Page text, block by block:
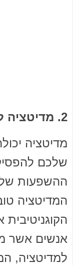
2. מדיטציה למוח
מדיטציה
שלכם
ההשפעות של
המדיטציה
אנשים אשר
למדיטציה,